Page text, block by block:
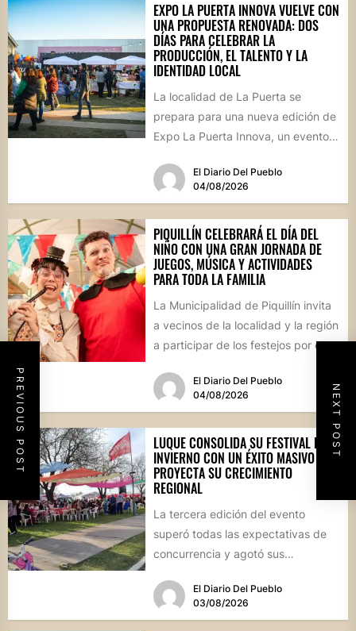
PREVIOUS POST NEXT POST
EXPO LA PUERTA INNOVA VUELVE CON
UNA PROPUESTA RENOVADA: DOS
DÍAS PARA CELEBRAR LA
PRODUCCIÓN, EL TALENTO Y LA
IDENTIDAD LOCAL
La localidad de La Puerta se
prepara para una nueva edición de
Expo La Puerta Innova, un evento
El Diario Del Pueblo
04/08/2026
PIQUILLÍN CELEBRARÁ EL DÍA DEL
NIÑO CON UNA GRAN JORNADA DE
JUEGOS, MÚSICA Y ACTIVIDADES
PARA TODA LA FAMILIA
La Municipalidad de Piquillín invita
a vecinos de la localidad y la región
a participar de los festejos por el...
El Diario Del Pueblo
04/08/2026
LUQUE CONSOLIDA SU FESTIVAL DE
INVIERNO CON UN ÉXITO MASIVO Y
PROYECTA SU CRECIMIENTO
REGIONAL
La tercera edición del evento
superó todas las expectativas de
concurrencia y agotó sus
marco, el...El Diario Del Pueblo
03/08/2026